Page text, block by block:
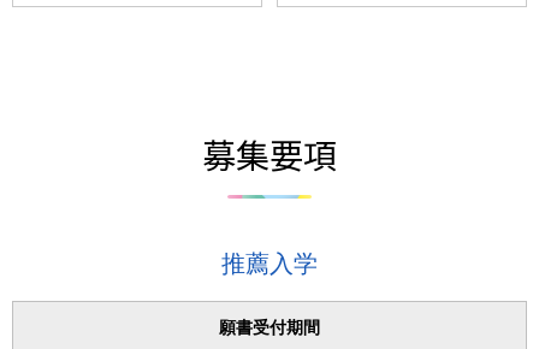
募集要項
推薦入学
願書受付期間